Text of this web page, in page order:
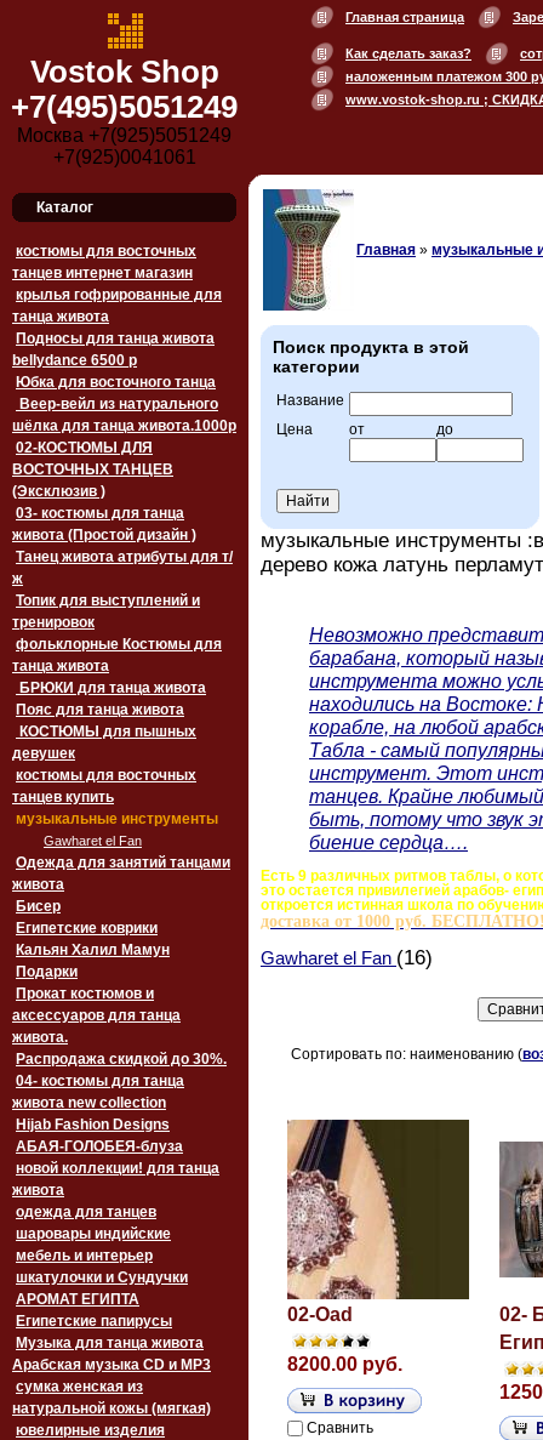
Vostok Shop
+7(495)5051249
Москва +7(925)5051249
+7(925)0041061
Главная страница
Как сделать заказ?
наложенным платежом 300
www.vostok-shop.ru ;
Каталог
костюмы для восточных
танцев интернет магазин
крылья гофрированные для
танца живота
Подносы для танца живота
bellydance 6500 p
Юбка для восточного танца
Веер-вейл из натурального
шёлка для танца живота.1000p
02-КОСТЮМЫ ДЛЯ
ВОСТОЧНЫХ ТАНЦЕВ
(Эксклюзив )
03- костюмы для танца
живота (Простой дизайн )
Танец живота атрибуты для т/
ж
Топик для выступлений и
тренировок
фольклорные Костюмы для
танца живота
БРЮКИ для танца живота
Пояс для танца живота
девушек
костюмы для восточных
танцев купить
музыкальные инструменты
Gawharet el Fan
Одежда для занятий танцами
живота
Бисер
Египетские коврики
Кальян Халил Мамун
Подарки
Прокат костюмов и
аксессуаров для танца
живота.
Распродажа скидкой до 30%.
04- костюмы для танца
живота new collection
Hijab Fashion Designs
АБАЯ-ГОЛОБЕЯ-блуза
новой коллекции! для танца
живота
одежда для танцев
шаровары индийские
мебель и интерьер
шкатулочки и Сундучки
АРОМАТ ЕГИПТА
Египетские папирусы
Музыка для танца живота
Арабская музыка CD и MP3
сумка женская из
натуральной кожы (мягкая)
ювелирные изделия
Главная » музыкальные
Поиск продукта в этой
категории
Название
Цена
от до
музыкальные инструменты
дерево кожа латунь
Невозможно
барабана, который
инструмента можно
находились на Востоке:
корабле, на любой
Табла - самый
инструмент. Этот
танцев. Крайне
быть, потому что звук
биение сердца….
Есть 9 различных ритмов таблы, о
это остается привилегией арабов-
откроется истинная школа по
доставка от 1000 руб.
Gawharet el Fan (16)
Сортировать по: наименованию (
02-Oad
8200.00 руб.
Сравнить
02-